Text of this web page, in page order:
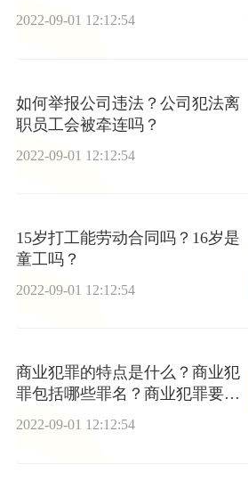
2022-09-01 12:12:54
如何举报公司违法？公司犯法离
职员工会被牵连吗？
2022-09-01 12:12:54
15岁打工能劳动合同吗？16岁是
童工吗？
2022-09-01 12:12:54
商业犯罪的特点是什么？商业犯
罪包括哪些罪名？商业犯罪要判
刑几年？
2022-09-01 12:12:54